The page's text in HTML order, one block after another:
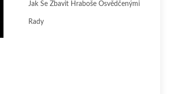
Jak Se Zbavit Hraboše Osvědčenými
Rady